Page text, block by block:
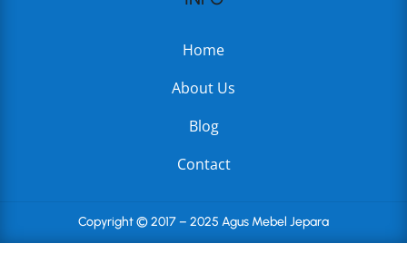
Home
About Us
Blog
Contact
Copyright © 2017 – 2025 Agus Mebel Jepara